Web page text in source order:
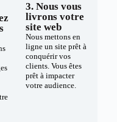
3. Nous vous
livrons votre
site web
Nous mettons en
ligne un site prêt à
conquérir vos
clients. Vous êtes
prêt à impacter
votre audience.